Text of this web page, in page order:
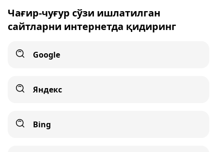
Чағир-чуғур сўзи ишлатилган
сайтларни интернетда қидиринг
Google
Яндекс
Bing